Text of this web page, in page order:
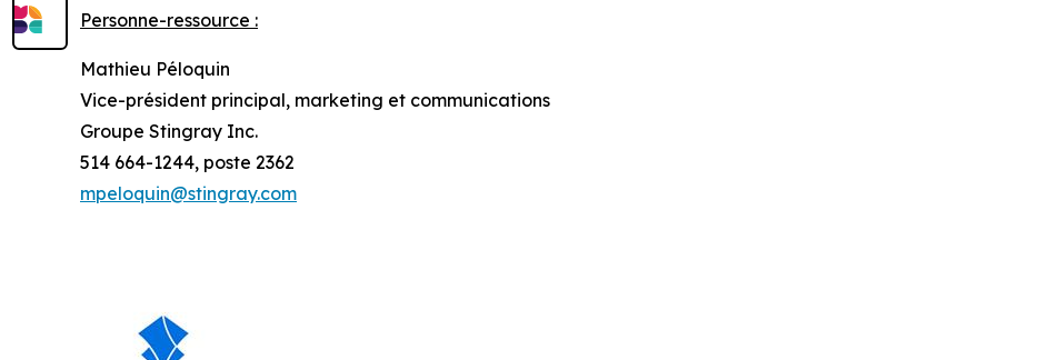
Personne-ressource :
Mathieu Péloquin
Vice-président principal, marketing et communications
Groupe Stingray Inc.
514 664-1244, poste 2362
mpeloquin@stingray.com